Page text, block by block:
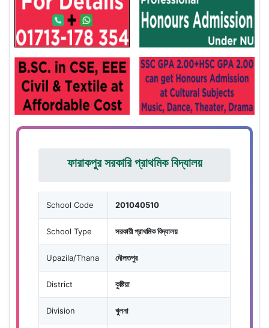
ফারাকপুর সরকারি প্রাথমিক বিদ্যালয়
School Code 201040510
School Type সরকারী প্রাথমিক বিদ্যালয়
Upazila/Thana দৌলতপুর
District কুষ্টিয়া
Division খুলনা